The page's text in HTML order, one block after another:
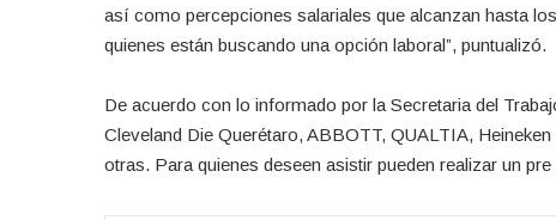
así como percepciones salariales que alcanzan hasta
quienes están buscando una opción laboral”, puntualizó.
De acuerdo con lo informado por la Secretaria del
Cleveland Die Querétaro, ABBOTT, QUALTIA,
otras. Para quienes deseen asistir pueden realizar un pre